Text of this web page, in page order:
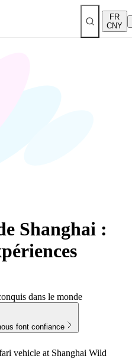
FR
CNY
Shanghai :
dans le monde
font confiance
vehicle at Shanghai Wild